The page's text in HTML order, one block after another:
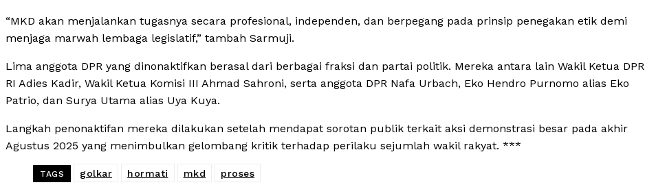
“MKD akan menjalankan tugasnya secara profesional, independen, dan berpegang pada prinsip penegakan etik demi
menjaga marwah lembaga legislatif,” tambah Sarmuji.
Lima anggota DPR yang dinonaktifkan berasal dari berbagai fraksi dan partai politik. Mereka antara lain Wakil Ketua DPR
RI Adies Kadir, Wakil Ketua Komisi III Ahmad Sahroni, serta anggota DPR Nafa Urbach, Eko Hendro Purnomo alias Eko
Patrio, dan Surya Utama alias Uya Kuya.
Langkah penonaktifan mereka dilakukan setelah mendapat sorotan publik terkait aksi demonstrasi besar pada akhir
Agustus 2025 yang menimbulkan gelombang kritik terhadap perilaku sejumlah wakil rakyat. ***
TAGS golkar hormati mkd proses